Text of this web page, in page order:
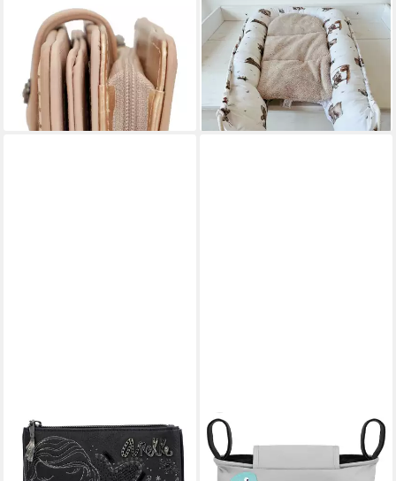
ANEKKE
Geldbörse Hollywood, mit
RFID-Blocker Schutz
37,88 €
UVP47,95 €
-21%
lieferbar - in 2-3 Werktagen bei dir
LITTLEANTUNIQUE
Kuschelnest Babynestchen
Bärchen
79,50 €
lieferbar in 3 Wochen